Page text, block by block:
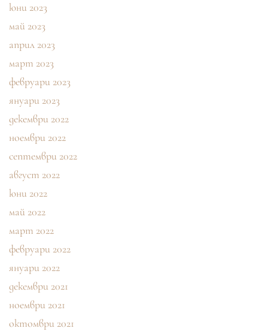
юни 2023
май 2023
април 2023
март 2023
февруари 2023
януари 2023
декември 2022
ноември 2022
септември 2022
август 2022
юни 2022
май 2022
март 2022
февруари 2022
януари 2022
декември 2021
ноември 2021
октомври 2021